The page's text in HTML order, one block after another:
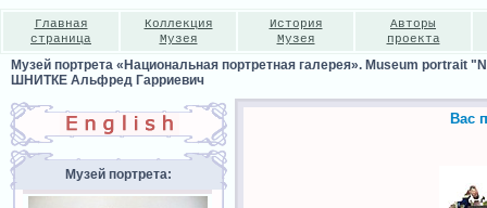
Главная
страница
Коллекция
Музея
История
Музея
Авторы
проекта
Музей портрета «Национальная портретная галерея». Museum portrait
ШНИТКЕ Альфред Гарриевич
Музей портрета:
Вас